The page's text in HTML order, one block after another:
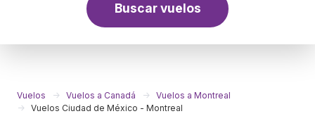
Buscar vuelos
Vuelos Vuelos a Canadá
Vuelos a Montreal
Vuelos Ciudad de México - Montreal